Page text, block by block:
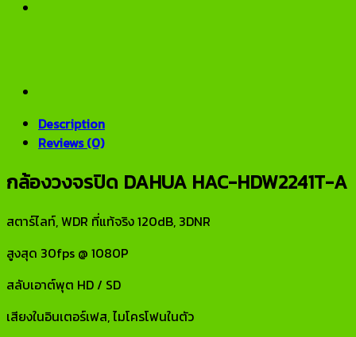
Description
Reviews (0)
กล้องวงจรปิด DAHUA HAC-HDW2241T-A
สตาร์ไลท์, WDR ที่แท้จริง 120dB, 3DNR
สูงสุด 30fps @ 1080P
สลับเอาต์พุต HD / SD
เสียงในอินเตอร์เฟส, ไมโครโฟนในตัว